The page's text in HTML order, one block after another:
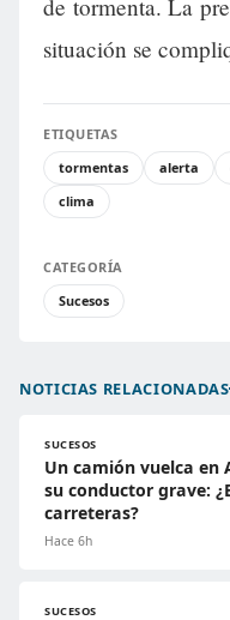
de tormenta. La
situación se
ETIQUETAS
tormentas
alerta
clima
CATEGORÍA
Sucesos
NOTICIAS RELACIONADAS
SUCESOS
Un camión vuelca en
su conductor grave:
carreteras?
Hace 6h
SUCESOS